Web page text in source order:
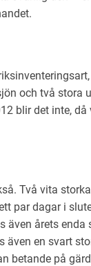
och två stora
blir det inte,
Två vita
par dagar i
även årets
även en svart
betande på